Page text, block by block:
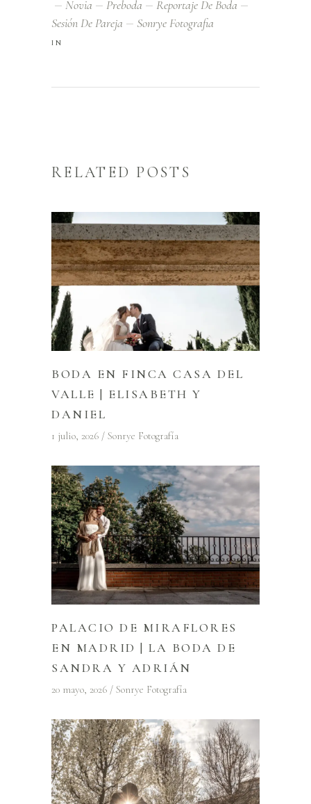
Novia
Preboda
Reportaje De Boda
Sesión De Pareja
Sonrye Fotografia
IN
RELATED POSTS
BODA EN FINCA CASA DEL
VALLE | ELISABETH Y
DANIEL
1 julio, 2026 Sonrye Fotografía
PALACIO DE MIRAFLORES
EN MADRID | LA BODA DE
SANDRA Y ADRIÁN
20 mayo, 2026 Sonrye Fotografía